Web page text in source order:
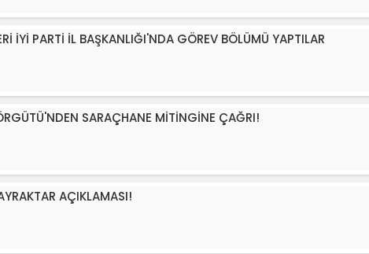
İYİ PARTİ İL BAŞKANLIĞI'NDA GÖREV BÖLÜMÜ YAPTILAR
SARAÇHANE MİTİNGİNE ÇAĞRI!
AÇIKLAMASI!